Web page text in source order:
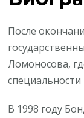
После
Ломоносова,
специальности
В 1998 году